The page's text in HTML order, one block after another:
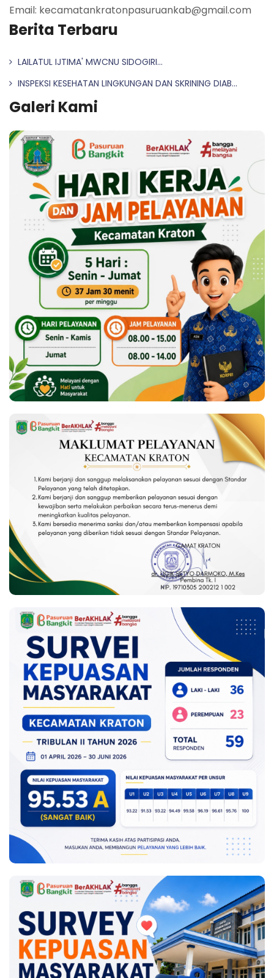
Email: kecamatankratonpasuruankab@gmail.com
Berita Terbaru
LAILATUL IJTIMA' MWCNU SIDOGIRI...
INSPEKSI KESEHATAN LINGKUNGAN DAN SKRINING DIAB...
Galeri Kami